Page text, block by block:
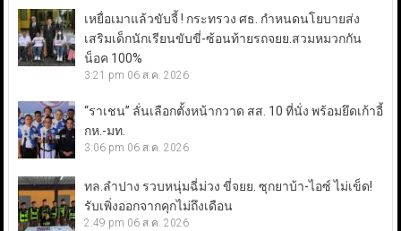
เหยื่อเมาแล้วขับจี้ ! กระทรวง ศธ. กำหนดนโยบายส่ง
เสริมเด็กนักเรียนขับขี่-ซ้อนท้ายรถจยย.สวมหมวกกัน
น็อค 100%
3:21 pm 06 ส.ค. 2026
“ราเชน” ลั่นเลือกตั้งหน้ากวาด สส. 10 ที่นั่ง พร้อมยึดเก้าอี้
กห.-มท.
3:06 pm 06 ส.ค. 2026
ทล.ลำปาง รวบหนุ่มฉี่ม่วง ขี่จยย. ซุกยาบ้า-ไอซ์ ไม่เข็ด!
รับเพิ่งออกจากคุกไม่ถึงเดือน
2:49 pm 06 ส.ค. 2026